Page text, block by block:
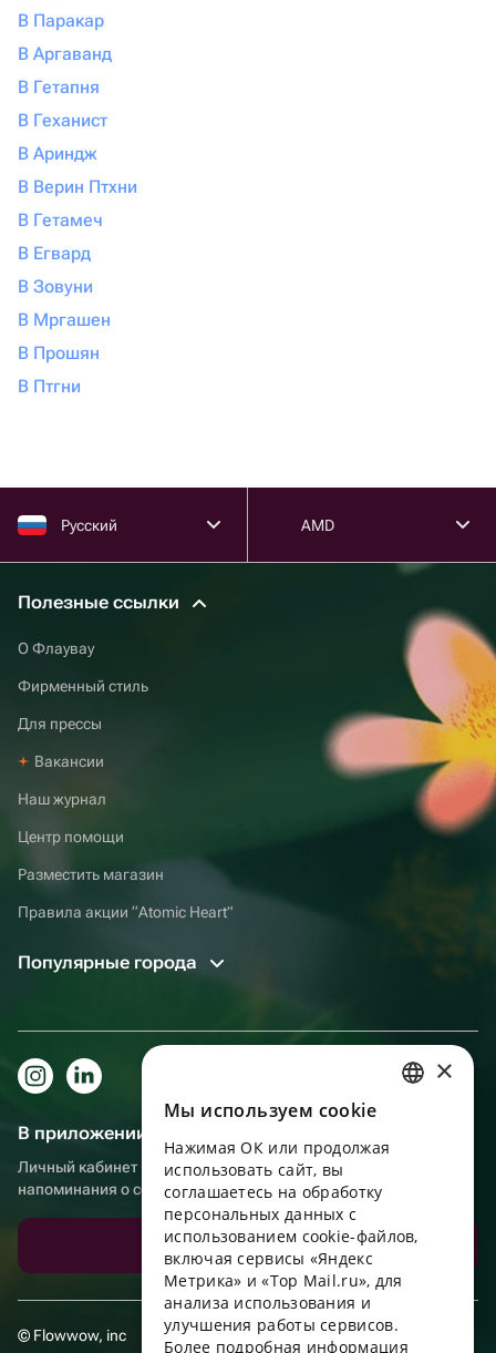
В Паракар
В Аргаванд
В Гетапня
В Геханист
В Ариндж
В Верин Птхни
В Гетамеч
В Егвард
В Зовуни
В Мргашен
В Прошян
В Птгни
Русский AMD
Полезные ссылки
О Флаувау
Фирменный стиль
Для прессы
Вакансии
Наш журнал
Центр помощи
Разместить магазин
Правила акции “Atomic Heart”
Популярные города
В приложении еще удобнее!
Личный кабинет получателя, больше бонусов за покупки и
напоминания о событиях
Скачать приложение
© Flowwow, inc
ENGLISH
UKRAINIAN
PORTUGUESE
×
Мы используем сookie
Нажимая ОК или продолжая
использовать сайт, вы
соглашаетесь на обработку
персональных данных с
использованием cookie-файлов,
включая сервисы «Яндекс
Метрика» и «Top Mail.ru», для
анализа использования и
улучшения работы сервисов.
Более подробная информация